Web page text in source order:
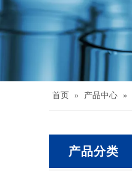
首页 » 产品中心 »
产品分类